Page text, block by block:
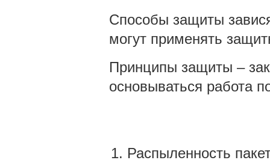
Способы защиты
могут применять
Принципы защиты –
основываться работа
Распыленность